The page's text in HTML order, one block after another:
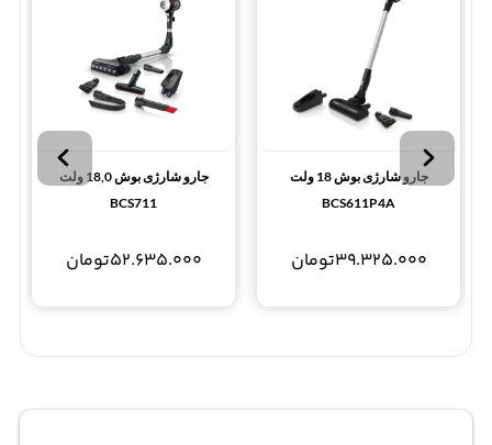
جارو شارژی بوش 18 ولت
BCS611P4A
39.325.000تومان
جارو شارژی بوش 18,0 ولت
BCS711
52.635.000تومان